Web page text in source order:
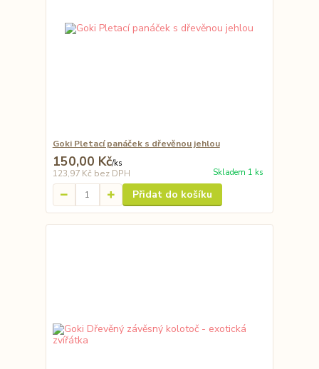
Goki Pletací panáček s dřevěnou jehlou
150,00 Kč/ks
123,97 Kč bez DPH Skladem 1 ks
Přidat do košíku